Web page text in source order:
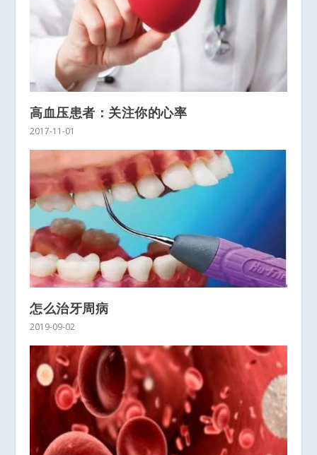
高血压患者：关注你的心率
2017-11-01
怎么治牙周病
2019-09-02